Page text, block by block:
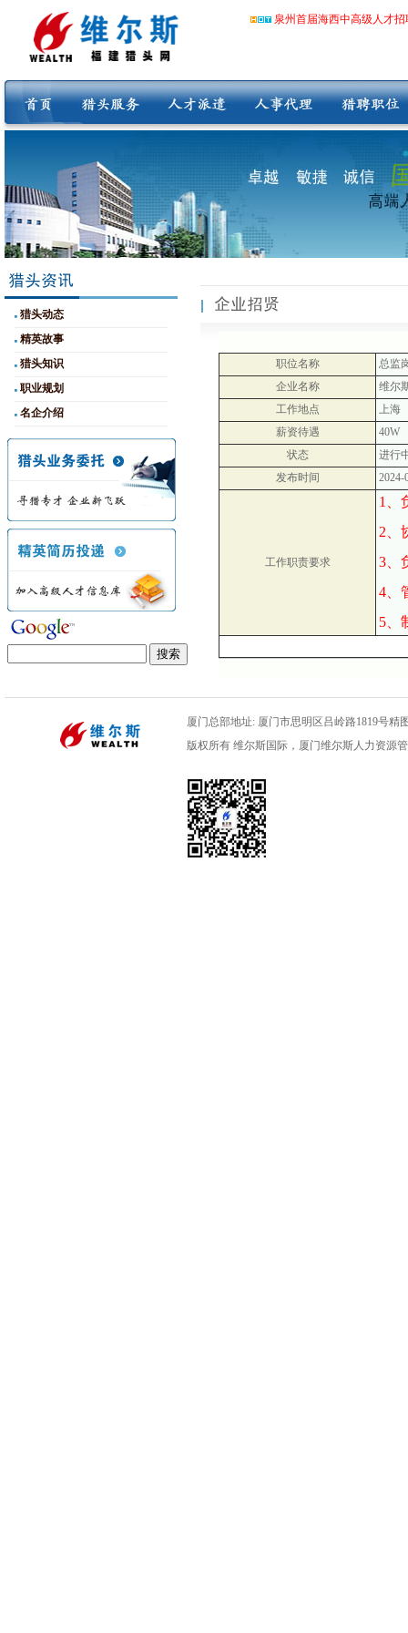
泉州首届海西中高级人才
猎头动态
精英故事
猎头知识
职业规划
名企介绍
职位名称
总监
企业名称
维尔
工作地点
上海
薪资待遇
40W
状态
进行
发布时间
2024-
工作职责要求
1、
2、
3、
4、
5、
厦门总部地址: 厦门市思明区吕岭路1819号精
版权所有 维尔斯国际，厦门维尔斯人力资源